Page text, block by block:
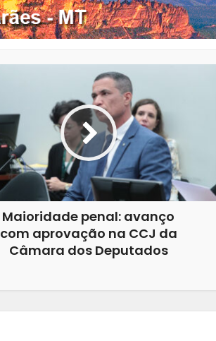
Maioridade penal: avanço
com aprovação na CCJ da
Câmara dos Deputados